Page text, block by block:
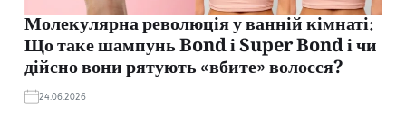
Молекулярна революція у ванній кімнаті:
Що таке шампунь Bond і Super Bond і чи
дійсно вони рятують «вбите» волосся?
24.06.2026